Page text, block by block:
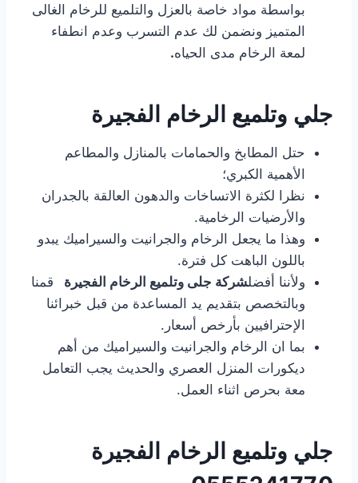
بواسطة مواد خاصة بالعزل والتلميع للرخام الغالى
المتميز ونضمن لك عدم التسرب وعدم انطفاء
لمعة الرخام مدى الحياه.
جلي وتلميع الرخام الفجيرة
حتل المطابخ والحمامات بالمنازل والمطاعم
الأهمية الكبري؛
نظرا لكثرة الاتساخات والدهون العالقة بالجدران
والأرضيات الرخامية.
وهذا ما يجعل الرخام والجرانيت والسيراميك يبدو
باللون الباهت كل فترة.
ولأننا أفضلشركة جلى وتلميع الرخام الفجيرة
قمنا
وبالتخصص بتقديم يد المساعدة من قبل خبرائنا
الإحترافيين بأرخص أسعار.
بما ان الرخام والجرانيت والسيراميك من أهم
ديكورات المنزل العصري والحديث يجب التعامل
معة بحرص اثناء العمل.
جلي وتلميع الرخام الفجيرة